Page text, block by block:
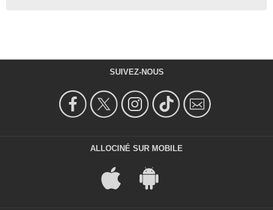
SUIVEZ-NOUS
ALLOCINÉ SUR MOBILE